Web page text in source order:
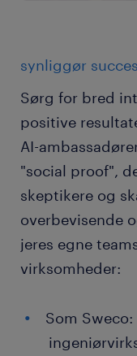
synliggør
Sørg for bred
positive
AI-
"social proof",
skeptikere og
overbevisende
jeres egne
virksomheder:
Som